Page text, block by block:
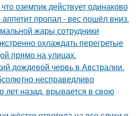
оземпик действует одинаково
аппетит пропал - вес пошёл вниз.
жары сотрудники
охлаждать перегретые
прямо на улицах.
дождевой червь в Австралии.
несправедливо
лет назад, врывается в свою